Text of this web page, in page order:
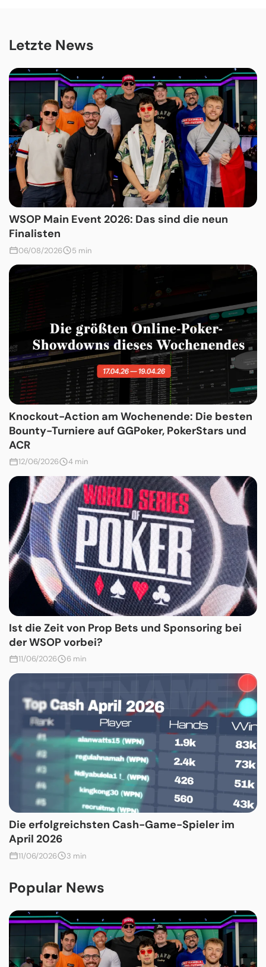
Letzte News
WSOP Main Event 2026: Das sind die neun
Finalisten
06/08/2026 5 min
Knockout-Action am Wochenende: Die besten
Bounty-Turniere auf GGPoker, PokerStars und
ACR
12/06/2026 4 min
Ist die Zeit von Prop Bets und Sponsoring bei
der WSOP vorbei?
11/06/2026 6 min
Die erfolgreichsten Cash-Game-Spieler im
April 2026
11/06/2026 3 min
Popular News